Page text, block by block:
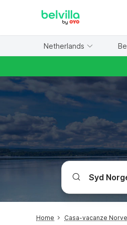
Netherlands
Home Casa-vacanze